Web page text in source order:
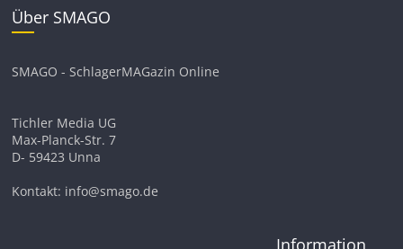
Über SMAGO
SMAGO - SchlagerMAGazin Online
Tichler Media UG
Max-Planck-Str. 7
D- 59423 Unna
Kontakt: info@smago.de